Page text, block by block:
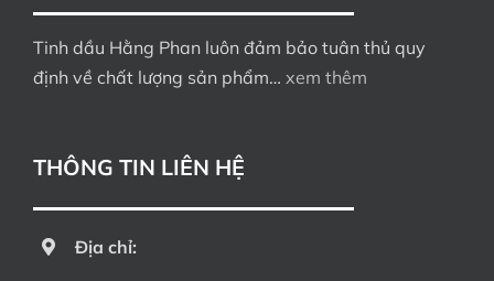
THÔNG TIN LIÊN HỆ
Địa chỉ:
Tinh dầu Hằng Phan luôn đảm bảo tuân thủ quy
định về chất lượng sản phẩm… xem thêm